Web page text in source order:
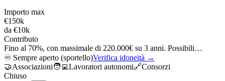
Importo max
€150k
da €10k
Contributo
Fino al 70%, con massimale di 220.000€ su 3 anni. Possibili…
♾️ Sempre aperto (sportello)Verifica idoneità →
🤝Associazioni🧑‍💻Lavoratori autonomi🔗Consorzi
Chiuso